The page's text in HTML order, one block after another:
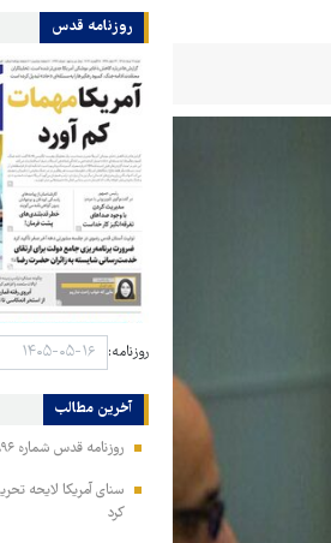
روزنامه قدس
روزنامه:
آخرین مطالب
روزنامه قدس شماره ۱۰۹۹۶
سنای آمریکا لایحه
کرد